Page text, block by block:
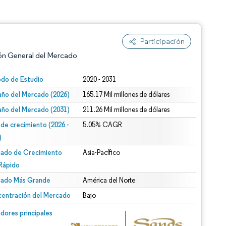
Participación
General del Mercado
de Estudio 2020 - 2031
del Mercado (2026) 165.17 Mil millones de dólares
del Mercado (2031) 211.26 Mil millones de dólares
de crecimiento (2026 -
5.05% CAGR
de Crecimiento
Asia-Pacífico
Más Grande América del Norte
del Mercado Bajo
principales
© Mordor Intelligence. El uso requiere atribución según CC BY 4.0.
CC BY 4.0.